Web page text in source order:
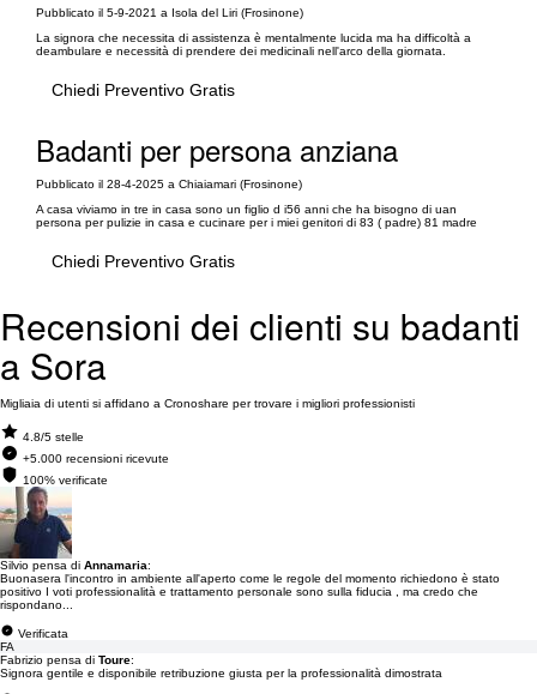
Pubblicato il 5-9-2021 a Isola del Liri (Frosinone)
La signora che necessita di assistenza è mentalmente lucida ma ha difficoltà a
deambulare e necessità di prendere dei medicinali nell'arco della giornata.
Chiedi Preventivo Gratis
Badanti per persona anziana
Pubblicato il 28-4-2025 a Chiaiamari (Frosinone)
A casa viviamo in tre in casa sono un figlio d i56 anni che ha bisogno di uan
persona per pulizie in casa e cucinare per i miei genitori di 83 ( padre) 81 madre
Chiedi Preventivo Gratis
Recensioni dei clienti su badanti
a Sora
Migliaia di utenti si affidano a Cronoshare per trovare i migliori professionisti
4.8/5 stelle
+5.000 recensioni ricevute
100% verificate
Silvio pensa di Annamaria:
Buonasera l'incontro in ambiente all'aperto come le regole del momento richiedono è stato
positivo I voti professionalità e trattamento personale sono sulla fiducia , ma credo che
rispondano...
Verificata
FA
Fabrizio pensa di Toure:
Signora gentile e disponibile retribuzione giusta per la professionalità dimostrata